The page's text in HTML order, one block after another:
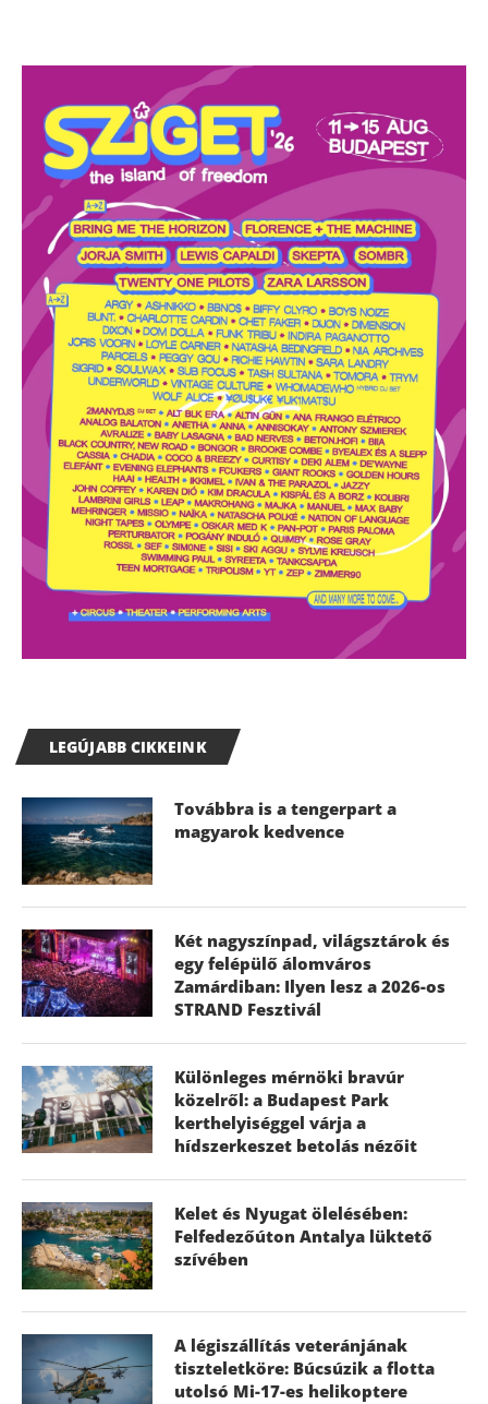
LEGÚJABB CIKKEINK
Továbbra is a tengerpart a
magyarok kedvence
Két nagyszínpad, világsztárok és
egy felépülő álomváros
Zamárdiban: Ilyen lesz a 2026-os
STRAND Fesztivál
Különleges mérnöki bravúr
közelről: a Budapest Park
kerthelyiséggel várja a
hídszerkeszet betolás nézőit
Kelet és Nyugat ölelésében:
Felfedezőúton Antalya lüktető
szívében
A légiszállítás veteránjának
tiszteletköre: Búcsúzik a flotta
utolsó Mi-17-es helikoptere